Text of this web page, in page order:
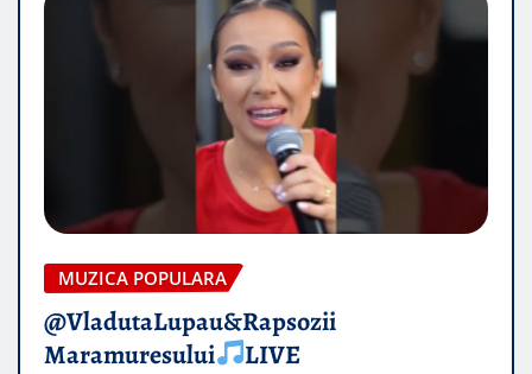
MUZICA POPULARA
@VladutaLupau&Rapsozii
Maramuresului
LIVE